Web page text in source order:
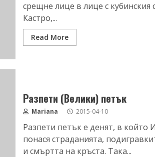
срещне лице в лице с кубинския
Кастро,...
Read More
Разпети (Велики) петък
Mariana 2015-04-10
Разпети петък е денят, в който
понася страданията,
и смъртта на кръста. Така...